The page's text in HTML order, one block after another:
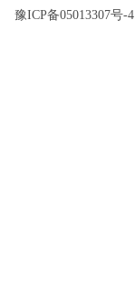
豫ICP备05013307号-4